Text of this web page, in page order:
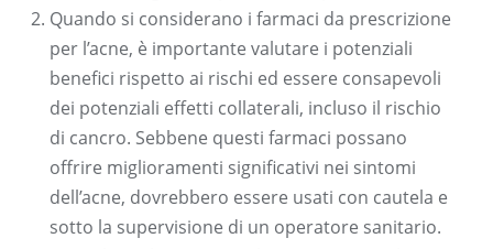
Quando si considerano i farmaci da prescrizione
per l’acne, è importante valutare i potenziali
benefici rispetto ai rischi ed essere consapevoli
dei potenziali effetti collaterali, incluso il rischio
di cancro. Sebbene questi farmaci possano
offrire miglioramenti significativi nei sintomi
dell’acne, dovrebbero essere usati con cautela e
sotto la supervisione di un operatore sanitario.